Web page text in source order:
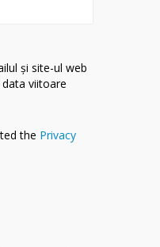
și site-ul web
viitoare
the Privacy